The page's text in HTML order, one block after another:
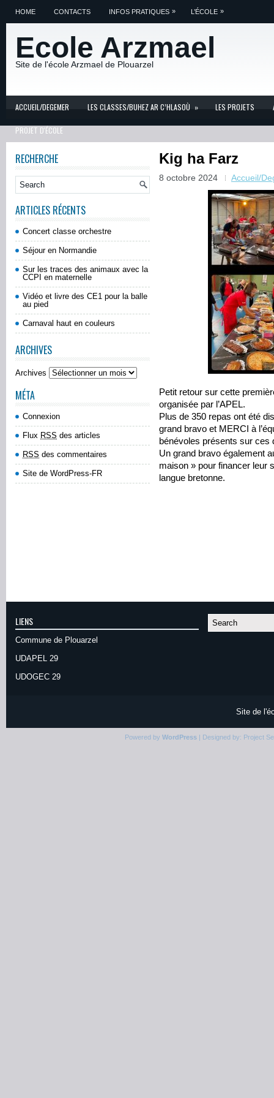
HOME CONTACTS INFOS PRATIQUES » L’ÉCOLE »
Ecole Arzmael
Site de l'école Arzmael de Plouarzel
ACCUEIL/DEGEMER LES CLASSES/BUHEZ AR C’HLASOÙ » LES PROJETS
PROJET D'ÉCOLE
Kig ha Farz
8 octobre 2024 Accueil/
Petit retour sur cette
organisée par l’APEL.
Plus de 350 repas ont été
grand bravo et MERCI à
bénévoles présents sur ces
Un grand bravo également
maison » pour financer leur
langue bretonne.
RECHERCHE
ARTICLES RÉCENTS
Concert classe orchestre
Séjour en Normandie
Sur les traces des animaux avec la
CCPI en maternelle
Vidéo et livre des CE1 pour la balle
au pied
Carnaval haut en couleurs
ARCHIVES
Archives
MÉTA
Connexion
Flux RSS des articles
RSS des commentaires
Site de WordPress-FR
LIENS
Commune de Plouarzel
UDAPEL 29
UDOGEC 29
Site de
Powered by WordPress| Designed by: Project